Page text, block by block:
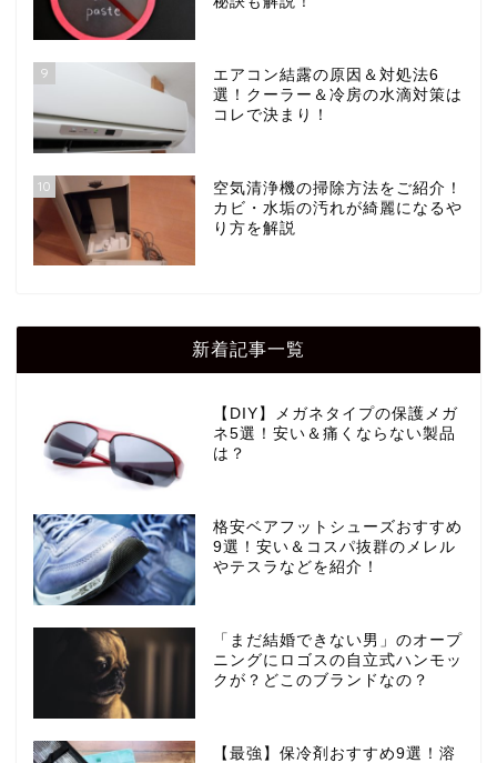
9
エアコン結露の原因＆対処法6
選！クーラー＆冷房の水滴対策は
コレで決まり！
10
空気清浄機の掃除方法をご紹介！
カビ・水垢の汚れが綺麗になるや
り方を解説
新着記事一覧
【DIY】メガネタイプの保護メガ
ネ5選！安い＆痛くならない製品
は？
格安ベアフットシューズおすすめ
9選！安い＆コスパ抜群のメレル
やテスラなどを紹介！
「まだ結婚できない男」のオープ
ニングにロゴスの自立式ハンモッ
クが？どこのブランドなの？
【最強】保冷剤おすすめ9選！溶